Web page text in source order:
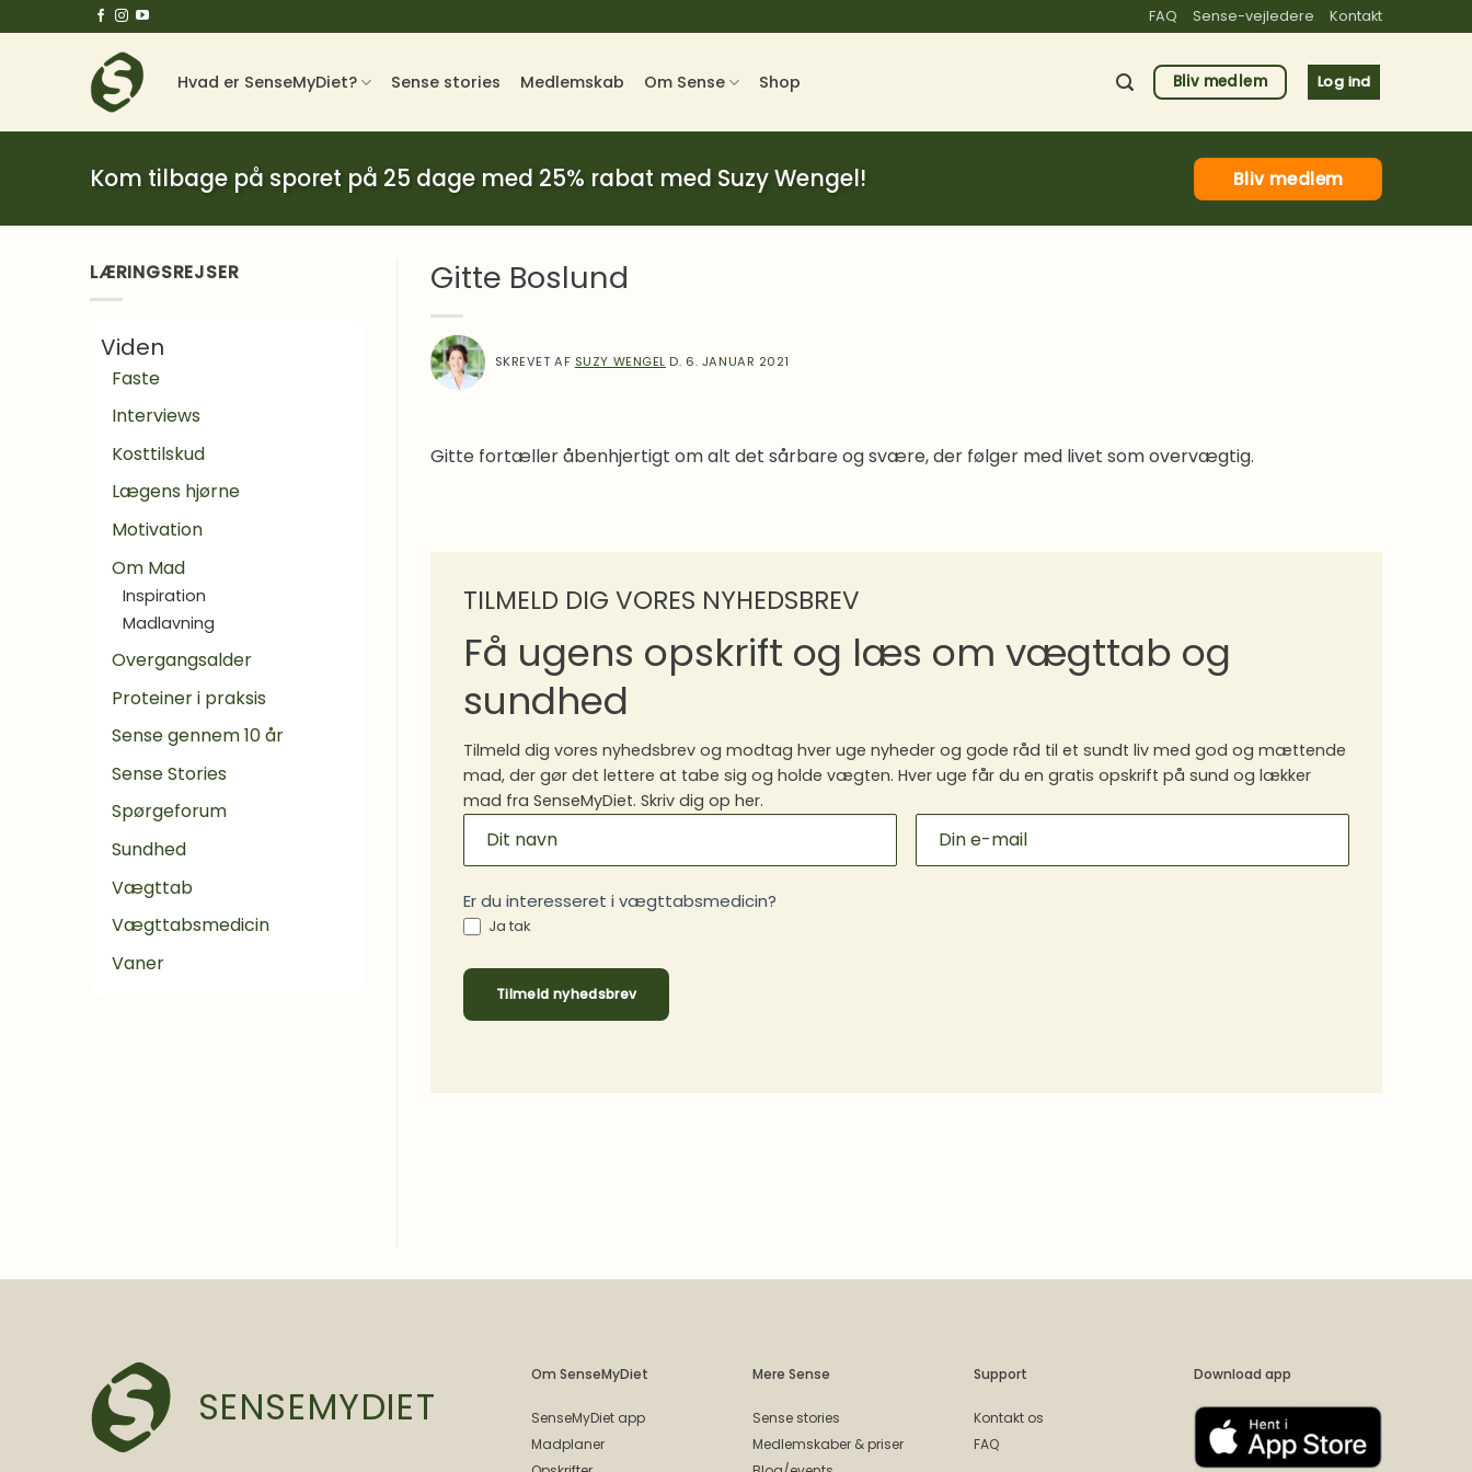
til
FAQ Sense-vejledere Kontakt
Hvad er SenseMyDiet? Sense stories Medlemskab Om Sense Shop Bliv medlem Log ind
Kom tilbage på sporet på 25 dage med 25% rabat med Suzy Wengel! Bliv medlem
LÆRINGSREJSER
Viden
Faste
Interviews
Kosttilskud
Lægens hjørne
Motivation
Om Mad
Inspiration
Madlavning
Overgangsalder
Proteiner i praksis
Sense gennem 10 år
Sense Stories
Spørgeforum
Sundhed
Vægttab
Vægttabsmedicin
Vaner
Gitte Boslund
SKREVET AF SUZY WENGEL D. 6. JANUAR 2021
Gitte fortæller åbenhjertigt om alt det sårbare og svære, der følger med livet som overvægtig.
TILMELD DIG VORES NYHEDSBREV
Få ugens opskrift og læs om vægttab og
sundhed
Tilmeld dig vores nyhedsbrev og modtag hver uge nyheder og gode råd til et sundt liv med god og mættende
mad, der gør det lettere at tabe sig og holde vægten. Hver uge får du en gratis opskrift på sund og lækker
mad fra SenseMyDiet. Skriv dig op her.
MAILCHIMP
SIGNUP
Er du interesseret i vægttabsmedicin?
Ja tak
Tilmeld nyhedsbrev
SENSEMYDIET
Om SenseMyDiet
SenseMyDiet app
Madplaner
Mere Sense
Sense stories
Medlemskaber & priser
Support
Kontakt os
FAQ
Download app